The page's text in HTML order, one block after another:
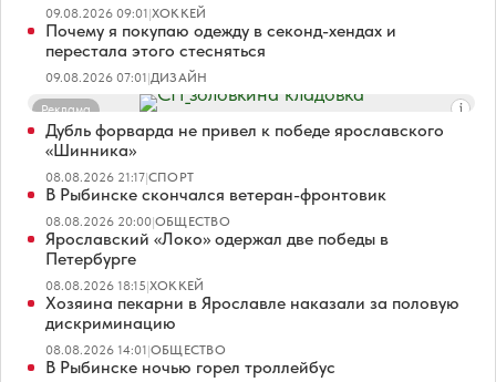
09.08.2026 09:01|ХОККЕЙ
Почему я покупаю одежду в секонд-хендах и
перестала этого стесняться
09.08.2026 07:01|ДИЗАЙН
Реклама
Дубль форварда не привел к победе ярославского
«Шинника»
08.08.2026 21:17|СПОРТ
В Рыбинске скончался ветеран-фронтовик
08.08.2026 20:00|ОБЩЕСТВО
Ярославский «Локо» одержал две победы в
Петербурге
08.08.2026 18:15|ХОККЕЙ
Хозяина пекарни в Ярославле наказали за половую
дискриминацию
08.08.2026 14:01|ОБЩЕСТВО
В Рыбинске ночью горел троллейбус